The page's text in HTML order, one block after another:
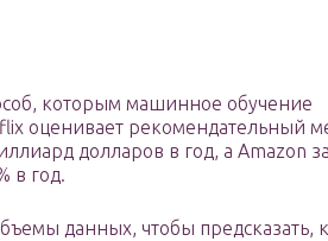
которым машинное обучение
оценивает рекомендательный
долларов в год, а Amazon
в год.
данных, чтобы предсказать,